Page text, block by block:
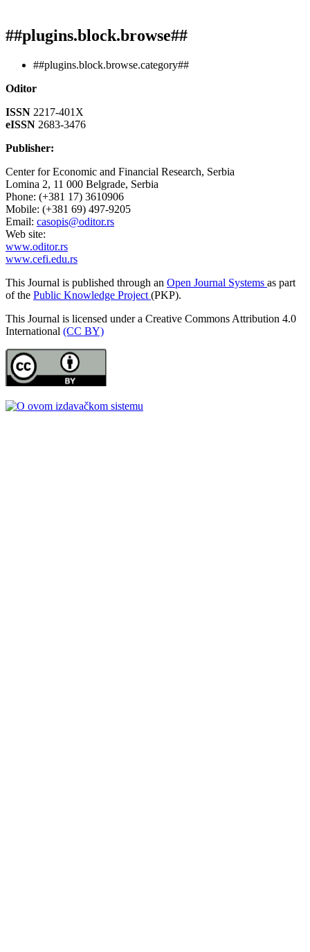
##plugins.block.browse##
##plugins.block.browse.category##
Oditor
ISSN 2217-401X
eISSN 2683-3476
Publisher:
Center for Economic and Financial Research, Serbia
Lomina 2, 11 000 Belgrade, Serbia
Phone: (+381 17) 3610906
Mobile: (+381 69) 497-9205
Email: casopis@oditor.rs
Web site:
www.oditor.rs
www.cefi.edu.rs
This Journal is published through an Open Journal Systems as part
of the Public Knowledge Project (PKP).
This Journal is licensed under a Creative Commons Attribution 4.0
International (CC BY)